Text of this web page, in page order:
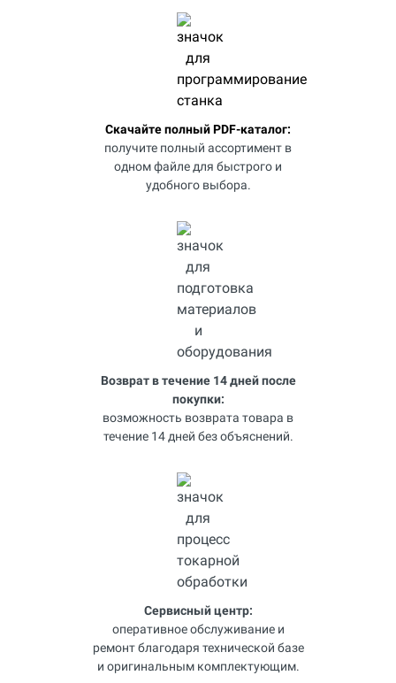
Скачайте полный PDF-каталог:
получите полный ассортимент в
одном файле для быстрого и
удобного выбора.
Возврат в течение 14 дней после
покупки:
возможность возврата товара в
течение 14 дней без объяснений.
Сервисный центр:
оперативное обслуживание и
ремонт благодаря технической базе
и оригинальным комплектующим.